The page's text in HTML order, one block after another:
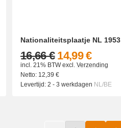
Nationaliteitsplaatje NL 1953
14,99 €
16,66 €
incl. 21% BTWexcl. Verzending
Netto: 12,39 €
Levertijd: 2 - 3 werkdagen NL/BE